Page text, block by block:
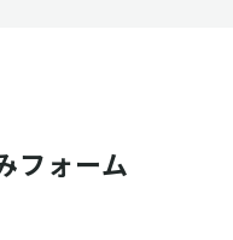
フォーム